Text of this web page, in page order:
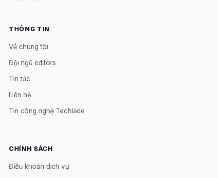
THÔNG TIN
Về chúng tôi
Đội ngũ editors
Tin tức
Liên hệ
Tin công nghệ Techlade
CHÍNH SÁCH
Điều khoản dịch vụ